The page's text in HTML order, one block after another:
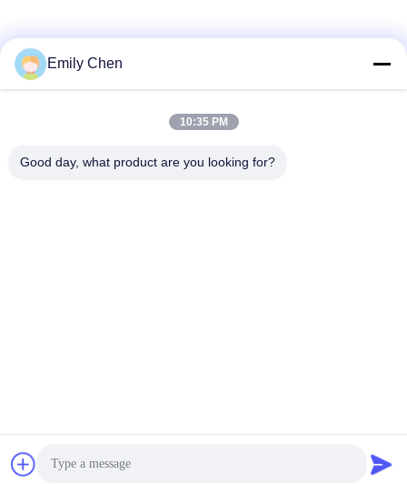
2016-2026 Shanghai Chuanglv Catering Equipment Co., Ltd Tutti
Emily Chen
10:35 PM
Good day, what product are you looking for?